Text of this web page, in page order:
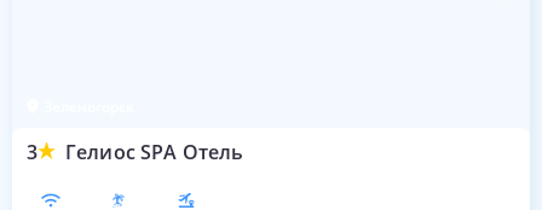
3 Гелиос SPA Отель